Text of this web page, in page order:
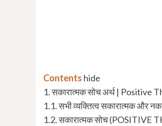
Contents hide
1.सकारात्मक सोच अर्थ | Positive
1.1.सभी व्यक्तित्व सकारात्मक और
1.2.सकारात्मक सोच (POSITIVE